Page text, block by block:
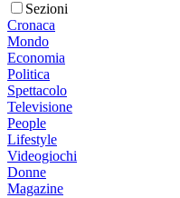
Sezioni
Cronaca
Mondo
Economia
Politica
Spettacolo
Televisione
People
Lifestyle
Videogiochi
Donne
Magazine